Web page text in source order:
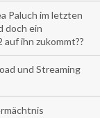
Paluch im letzten
doch ein
ihn zukommt??
und Streaming